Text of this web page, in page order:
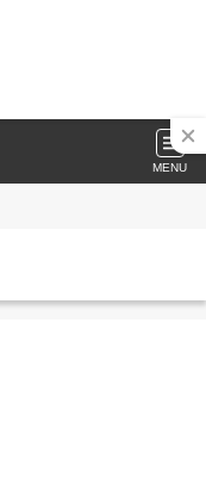
MENU